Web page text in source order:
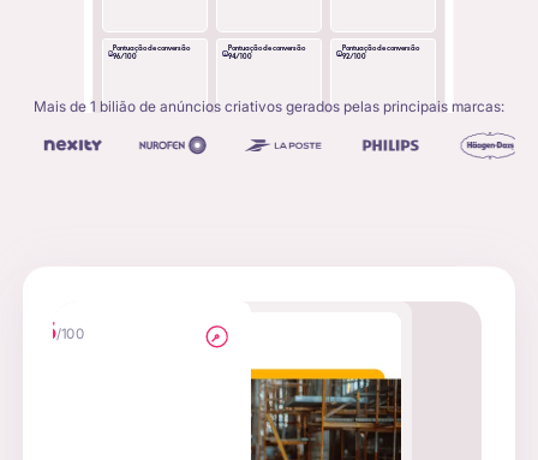
Pontuação de conversão
96/100
Pontuação de conversão
94/100
Pontuação de conversão
92/100
Mais de 1 bilião de anúncios criativos gerados pelas principais marcas:
35/100